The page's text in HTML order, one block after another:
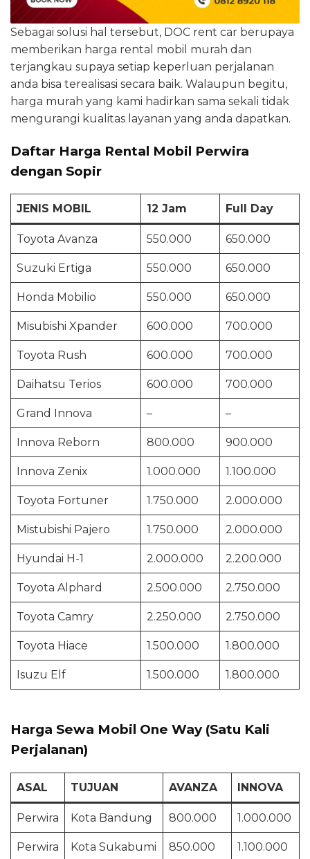
Sebagai solusi hal tersebut, DOC rent car berupaya
memberikan harga rental mobil murah dan
terjangkau supaya setiap keperluan perjalanan
anda bisa terealisasi secara baik. Walaupun begitu,
harga murah yang kami hadirkan sama sekali tidak
mengurangi kualitas layanan yang anda dapatkan.
Daftar Harga Rental Mobil Perwira
dengan Sopir
JENIS MOBIL 12 Jam Full Day
Toyota Avanza 550.000 650.000
Suzuki Ertiga 550.000 650.000
Honda Mobilio 550.000 650.000
Misubishi Xpander 600.000 700.000
Toyota Rush 600.000 700.000
Daihatsu Terios 600.000 700.000
Grand Innova – –
Innova Reborn 800.000 900.000
Innova Zenix 1.000.000 1.100.000
Toyota Fortuner 1.750.000 2.000.000
Mistubishi Pajero 1.750.000 2.000.000
Hyundai H-1 2.000.000 2.200.000
Toyota Alphard 2.500.000 2.750.000
Toyota Camry 2.250.000 2.750.000
Toyota Hiace 1.500.000 1.800.000
Isuzu Elf 1.500.000 1.800.000
Harga Sewa Mobil One Way (Satu Kali
Perjalanan)
ASAL TUJUAN AVANZA INNOVA
Perwira Kota Bandung 800.000 1.000.000
Perwira Kota Sukabumi 850.000 1.100.000